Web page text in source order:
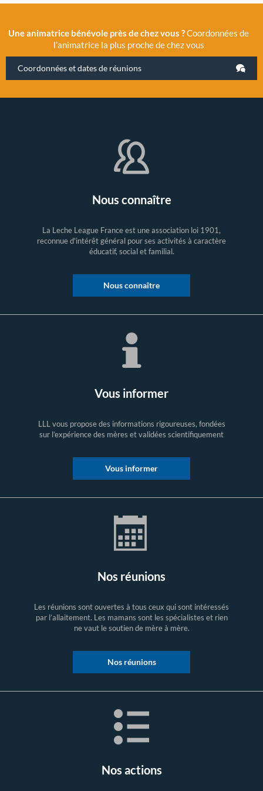
Une animatrice bénévole près de chez vous ?Coordonnées de
l’animatrice la plus proche de chez vous
Coordonnées et dates de réunions
Nous connaître
La Leche League France est une association loi 1901,
reconnue d'intérêt général pour ses activités à caractère
éducatif, social et familial.
Nous connaître
Vous informer
LLL vous propose des informations rigoureuses, fondées
sur l’expérience des mères et validées scientifiquement
Vous informer
Nos réunions
Les réunions sont ouvertes à tous ceux qui sont intéressés
par l’allaitement. Les mamans sont les spécialistes et rien
ne vaut le soutien de mère à mère.
Nos réunions
Nos actions